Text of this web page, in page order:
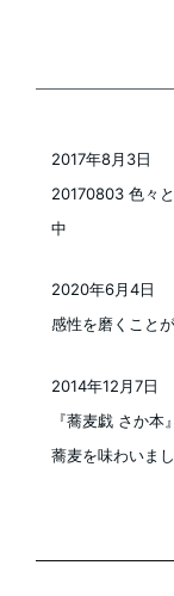
20170803 色々
中
2017年8月3日
感性を磨くこと
2020年6月4日
『蕎麦戯 さか
蕎麦を味わいま
2014年12月7日